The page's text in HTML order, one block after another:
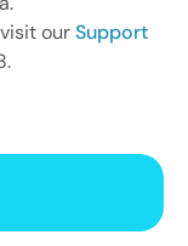
ourSupport